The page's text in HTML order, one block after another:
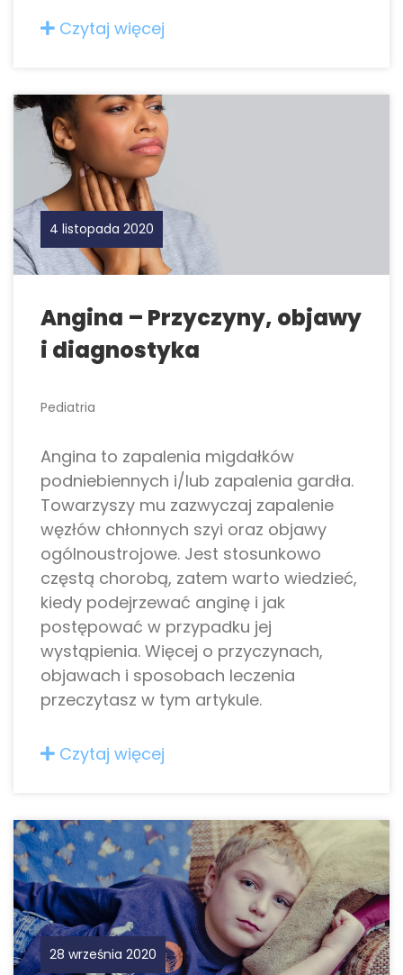
Czytaj więcej
4 listopada 2020
Angina – Przyczyny, objawy
i diagnostyka
Pediatria
Angina to zapalenia migdałków
podniebiennych i/lub zapalenia gardła.
Towarzyszy mu zazwyczaj zapalenie
węzłów chłonnych szyi oraz objawy
ogólnoustrojowe. Jest stosunkowo
częstą chorobą, zatem warto wiedzieć,
kiedy podejrzewać anginę i jak
postępować w przypadku jej
wystąpienia. Więcej o przyczynach,
objawach i sposobach leczenia
przeczytasz w tym artykule.
Czytaj więcej
28 września 2020